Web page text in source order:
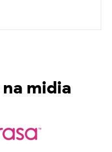
midia